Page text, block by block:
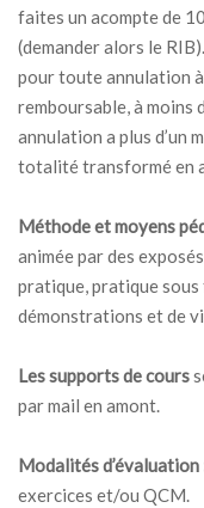
faites un acompte de
(demander alors le
pour toute annulation à
remboursable, à moins
annulation a plus d’un
totalité transformé en
Méthode et moyens
animée par des
pratique, pratique sous
démonstrations et de
Les supports de cours
par mail en amont.
Modalités d’évaluation
exercices et/ou QCM.